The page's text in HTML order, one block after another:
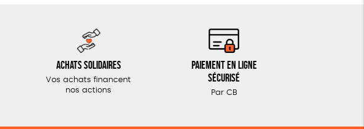
Achats solidaires
Vos achats financent
nos actions
Paiement en ligne
sécurisé
Par CB